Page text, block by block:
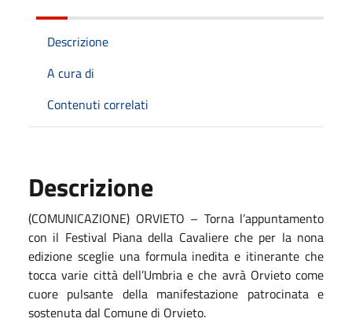
Descrizione
A cura di
Contenuti correlati
Descrizione
(COMUNICAZIONE) ORVIETO – Torna l’appuntamento
con il Festival Piana della Cavaliere che per la nona
edizione sceglie una formula inedita e itinerante che
tocca varie città dell’Umbria e che avrà Orvieto come
cuore pulsante della manifestazione patrocinata e
sostenuta dal Comune di Orvieto.